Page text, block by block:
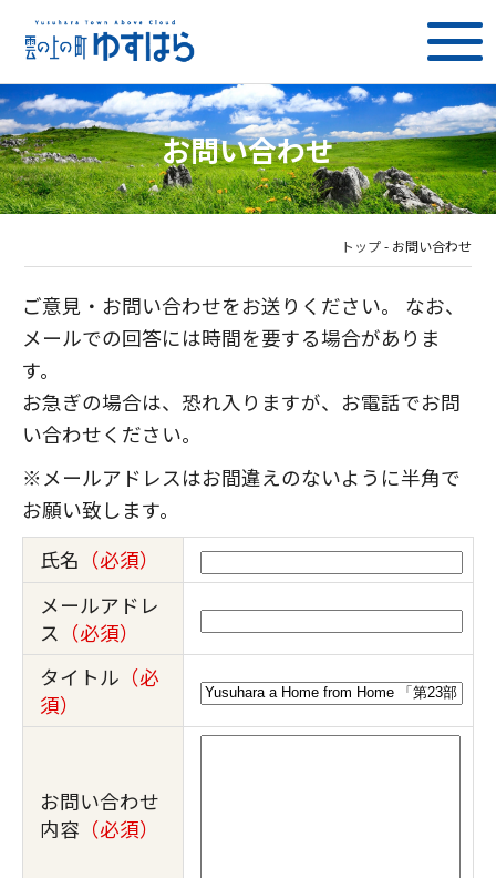
お問い合わせ
トップ - お問い合わせ
ご意見・お問い合わせをお送りください。 なお、
メールでの回答には時間を要する場合がありま
す。
お急ぎの場合は、恐れ入りますが、お電話でお問
い合わせください。
※メールアドレスはお間違えのないように半角で
お願い致します。
氏名 （必須）
メールアドレ
ス （必須）
タイトル （必
須）
お問い合わせ
内容 （必須）